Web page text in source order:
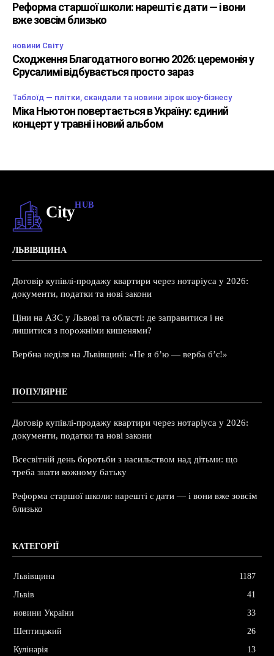
Реформа старшої школи: нарешті є дати — і вони
вже зовсім близько
новини Світу
Сходження Благодатного вогню 2026: церемонія у
Єрусалимі відбувається просто зараз
Таблоїд — плітки, скандали та новини зірок шоу-бізнесу
Міка Ньютон повертається в Україну: єдиний
концерт у травні і новий альбом
CityHUB
ЛЬВІВЩИНА
Договір купівлі-продажу квартири через нотаріуса у 2026:
документи, податки та нові закони
Ціни на АЗС у Львові та області: де заправитися і не
лишитися з порожніми кишенями?
Вербна неділя на Львівщині: «Не я б’ю — верба б’є!»
ПОПУЛЯРНЕ
Договір купівлі-продажу квартири через нотаріуса у 2026:
документи, податки та нові закони
Всесвітній день боротьби з насильством над дітьми: що
треба знати кожному батьку
Реформа старшої школи: нарешті є дати — і вони вже зовсім
близько
КАТЕГОРІЇ
Львівщина
1187
Львів
41
новини України
33
Шептицький
26
Кулінарія
13